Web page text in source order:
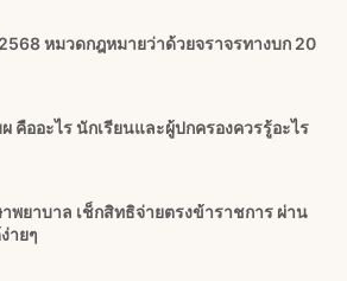
หมวดกฎหมายว่าด้วยจราจรทางบก 20
คืออะไร นักเรียนและผู้ปกครองควรรู้อะไร
พยาบาล เช็กสิทธิจ่ายตรงข้าราชการ ผ่าน
ายๆ